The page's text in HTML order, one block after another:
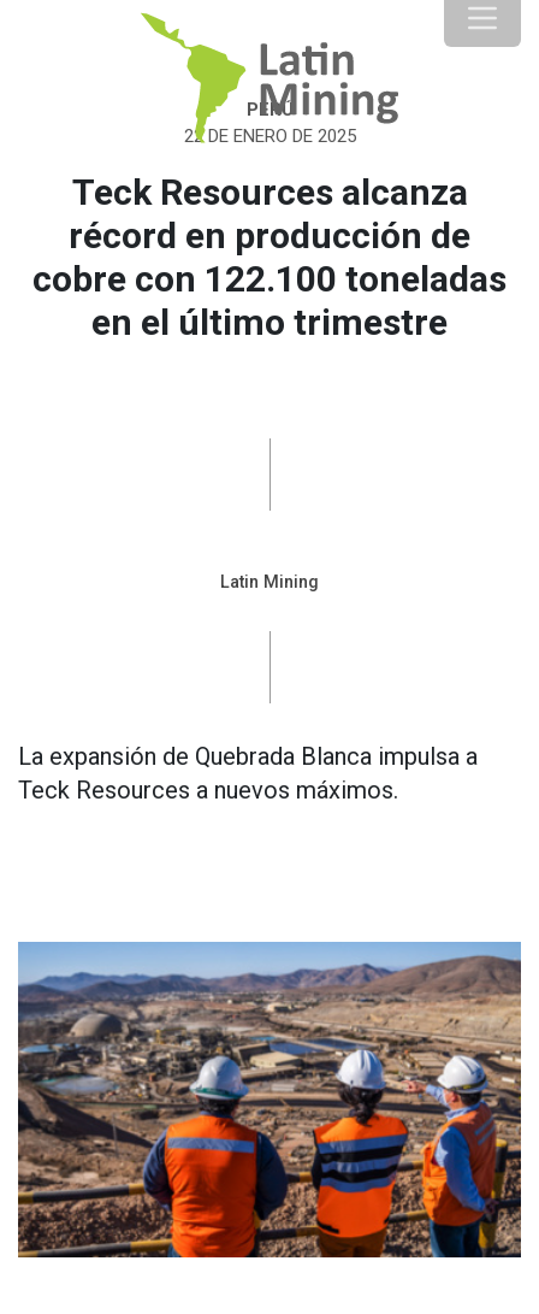
PERÚ
22 DE ENERO DE 2025
Teck Resources alcanza
récord en producción de
cobre con 122.100 toneladas
en el último trimestre
Latin Mining
La expansión de Quebrada Blanca impulsa a
Teck Resources a nuevos máximos.